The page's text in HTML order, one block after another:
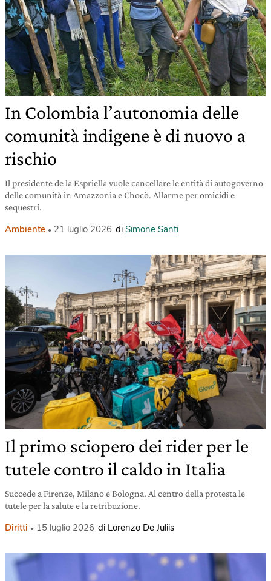
In Colombia l’autonomia delle
comunità indigene è di nuovo a
rischio
Il presidente de la Espriella vuole cancellare le entità di autogoverno
delle comunità in Amazzonia e Chocò. Allarme per omicidi e
sequestri.
Ambiente 21 luglio 2026 di Simone Santi
Il primo sciopero dei rider per le
tutele contro il caldo in Italia
Succede a Firenze, Milano e Bologna. Al centro della protesta le
tutele per la salute e la retribuzione.
Diritti 15 luglio 2026 di Lorenzo De Juliis